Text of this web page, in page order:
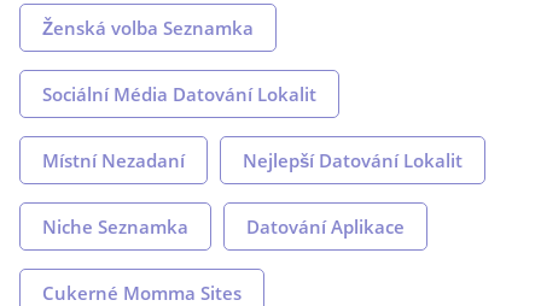
Ženská volba Seznamka
Sociální Média Datování Lokalit
Místní Nezadaní Nejlepší Datování Lokalit
Niche Seznamka Datování Aplikace
Cukerné Momma Sites